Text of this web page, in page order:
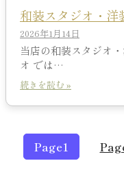
和装スタジオ・洋
2026年1月14日
当店の和装スタジオ
オ では…
続きを読む »
Page1